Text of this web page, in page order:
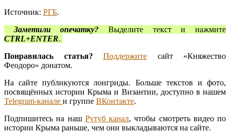
Источник: РГБ.
Заметили опечатку? Выделите текст и нажмите
CTRL+ENTER.
Понравилась статья?
Поддержите сайт «Княжество
Феодоро» донатом.
На сайте публикуются лонгриды. Больше текстов и фото,
посвящённых истории Крыма и Византии, доступно в нашем
Telegram-канале и группе ВКонтакте.
Подпишитесь на наш Рутуб канал, чтобы смотреть видео по
истории Крыма раньше, чем они выкладываются на сайте.